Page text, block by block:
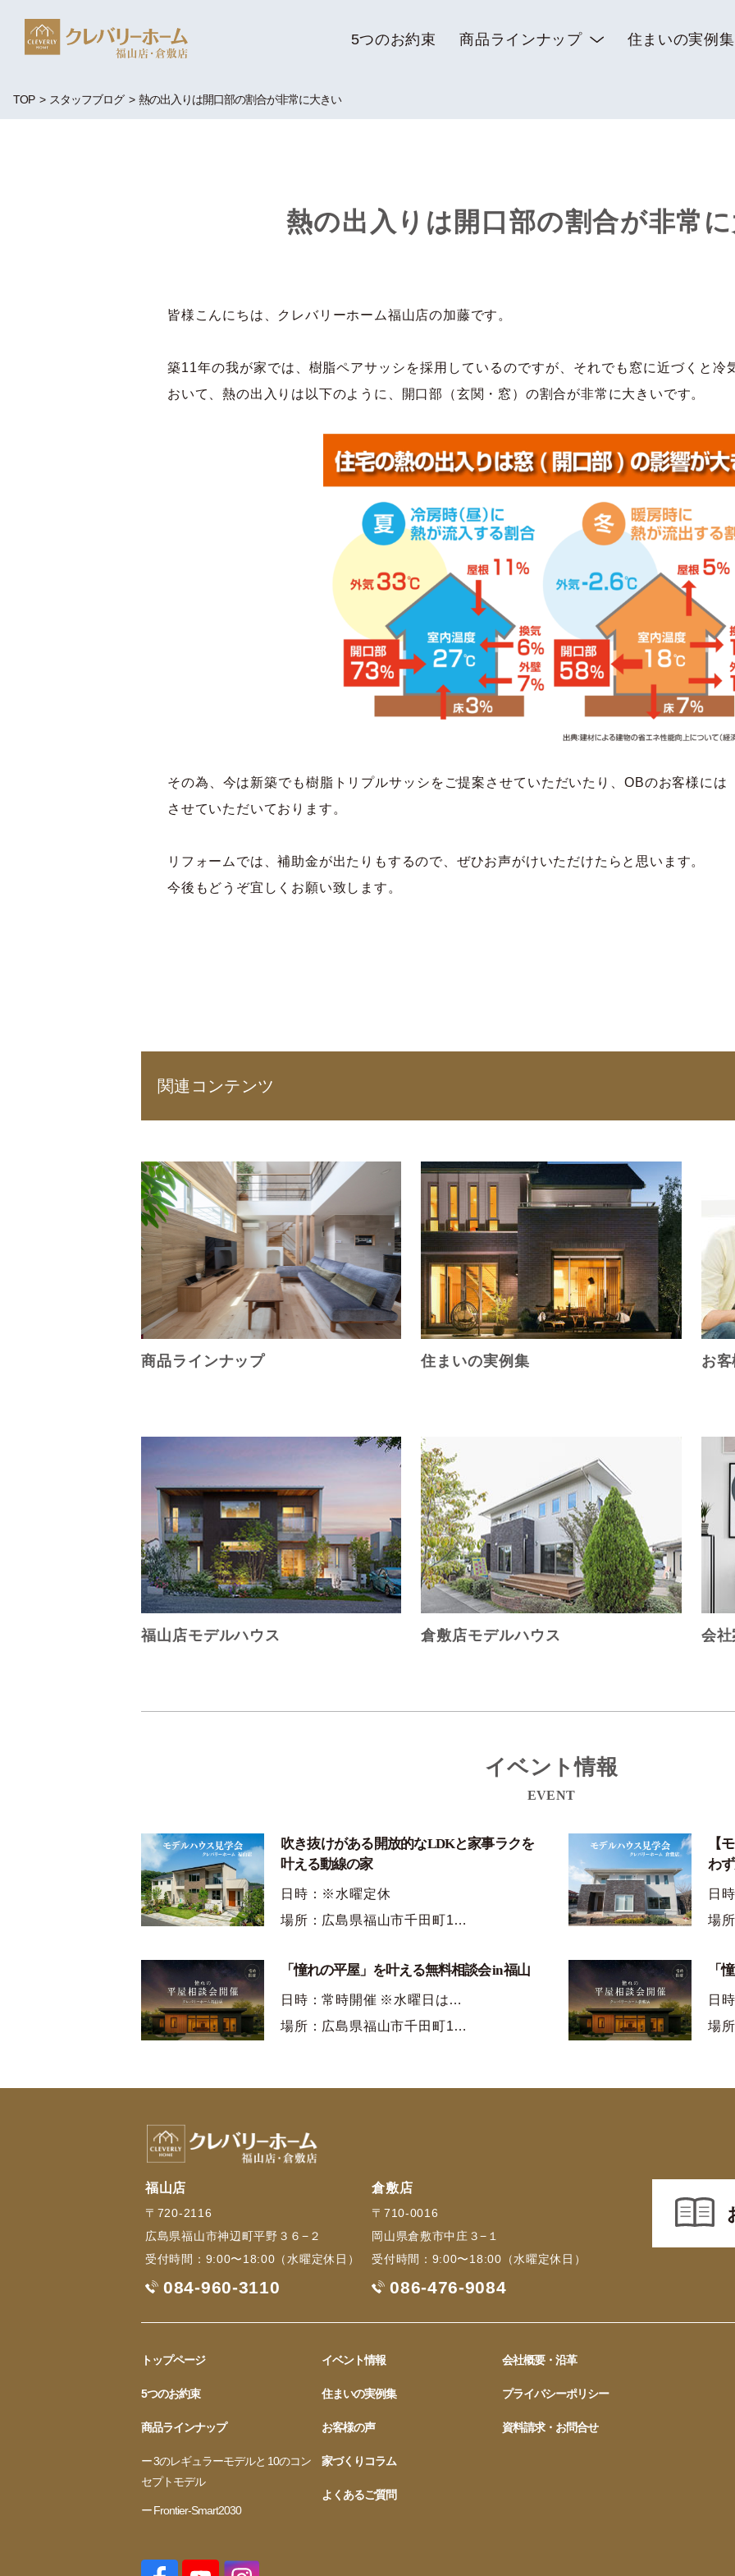
5つのお約束 商品ラインナップ 住まいの実例集
TOP スタッフブログ 熱の出入りは開口部の割合が非常に大きい
熱の出入りは開口部の割合が非常
皆様こんにちは、クレバリーホーム福山店の加藤です。
築11年の我が家では、樹脂ペアサッシを採用しているのですが、それでも窓に近づくと冷
おいて、熱の出入りは以下のように、開口部（玄関・窓）の割合が非常に大きいです。
その為、今は新築でも樹脂トリプルサッシをご提案させていただいたり、OBのお客様には
させていただいております。
リフォームでは、補助金が出たりもするので、ぜひお声がけいただけたらと思います。
今後もどうぞ宜しくお願い致します。
関連コンテンツ
商品ラインナップ 住まいの実例集 お
福山店モデルハウス 倉敷店モデルハウス 会
イベント情報
EVENT
吹き抜けがある開放的なLDKと家事ラクを
叶える動線の家
日時：※水曜定休
場所：広島県福山市千田町1…
【
わ
日
場
「憧れの平屋」を叶える無料相談会 in 福山
日時：常時開催 ※水曜日は…
場所：広島県福山市千田町1…
「
日
場
福山店
〒720-2116
広島県福山市神辺町平野３６−２
受付時間：9:00〜18:00（水曜定休日）
084-960-3110
倉敷店
〒710-0016
岡山県倉敷市中庄３−１
受付時間：9:00〜18:00（水曜定休日）
086-476-9084
トップページ
5つのお約束
商品ラインナップ
ー 3のレギュラーモデルと 10のコン
セプトモデル
ー Frontier-Smart2030
イベント情報
住まいの実例集
お客様の声
家づくりコラム
よくあるご質問
会社概要・沿革
プライバシーポリシー
資料請求・お問合せ